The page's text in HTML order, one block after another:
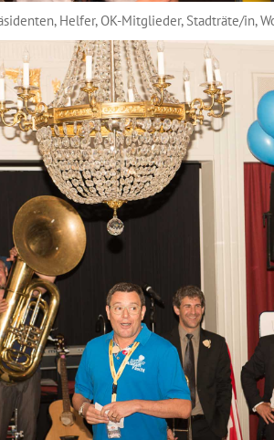
Helfer, OK-Mitglieder, Stadträte/in,